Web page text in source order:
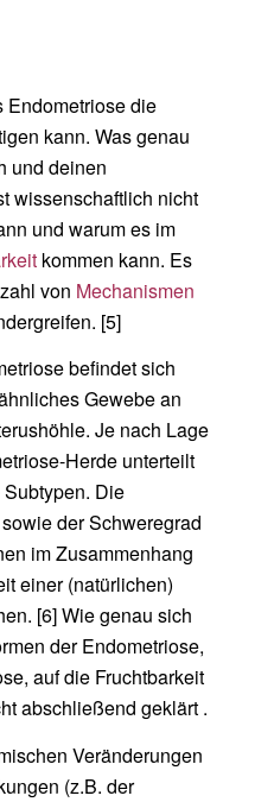
Endometriose die
kann. Was genau
und deinen
wissenschaftlich nicht
und warum es im
kommen kann. Es
von Mechanismen
[5]
befindet sich
Gewebe an
Je nach Lage
Herde unterteilt
Die
der Schweregrad
im Zusammenhang
einer (natürlichen)
[6] Wie genau sich
der Endometriose,
auf die Fruchtbarkeit
abschließend geklärt .
Veränderungen
(z.B. der